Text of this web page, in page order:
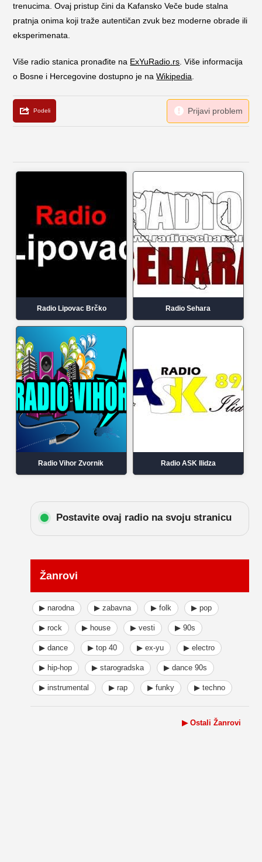
trenucima. Ovaj pristup čini da Kafansko Veče bude stalna
pratnja onima koji traže autentičan zvuk bez moderne obrade ili
eksperimenata.
Više radio stanica pronađite na ExYuRadio.rs . Više informacija
o Bosne i Hercegovine dostupno je naWikipedia
Radio Lipovac Brčko Radio Sehara
Radio Vihor Zvornik Radio ASK Ilidza
Postavite ovaj radio na svoju stranicu
Žanrovi
▶ narodna ▶ zabavna ▶ folk ▶ pop
▶ rock ▶ house ▶ vesti ▶ 90s
▶ dance ▶ top 40 ▶ ex-yu ▶ electro
▶ hip-hop ▶ starogradska ▶ dance 90s
▶ instrumental ▶ rap ▶ funky ▶ techno
▶ Ostali Žanrovi